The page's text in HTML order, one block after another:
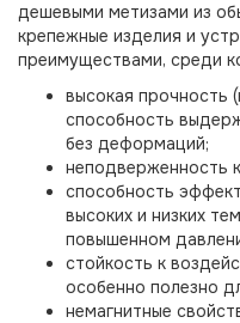
дешевыми метизами из
крепежные изделия и
преимуществами, среди
высокая прочность
способность
без деформаций;
неподверженность
способность
высоких и низких
повышенном
стойкость к
особенно полезно
немагнитные